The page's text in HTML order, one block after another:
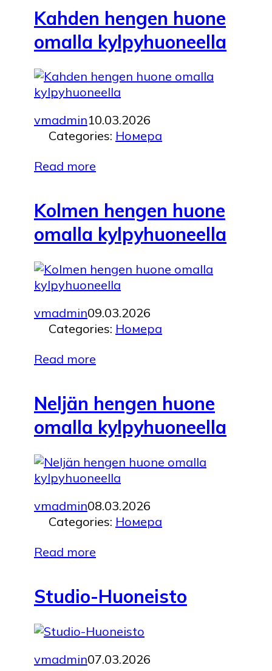
Kahden hengen huone
omalla kylpyhuoneella
vmadmin10.03.2026
Categories: Номера
Read more
Kolmen hengen huone
omalla kylpyhuoneella
vmadmin09.03.2026
Categories: Номера
Read more
Neljän hengen huone
omalla kylpyhuoneella
vmadmin08.03.2026
Categories: Номера
Read more
Studio-Huoneisto
vmadmin07.03.2026